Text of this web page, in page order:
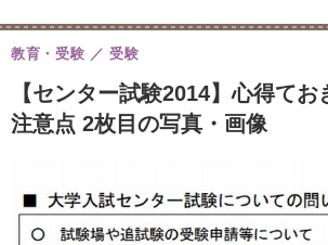
【センター試験2014】心得て
注意点 2枚目の写真・画像
教育・受験 受験